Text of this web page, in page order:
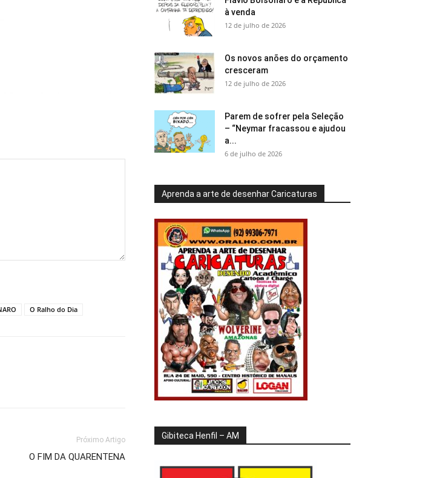
O Ralho do Dia
Próximo Artigo
O FIM DA QUARENTENA
à venda
12 de julho de 2026
Os novos anões do orçamento
cresceram
12 de julho de 2026
Parem de sofrer pela Seleção
– “Neymar fracassou e ajudou
a...
6 de julho de 2026
Aprenda a arte de desenhar Caricaturas
Gibiteca Henfil – AM